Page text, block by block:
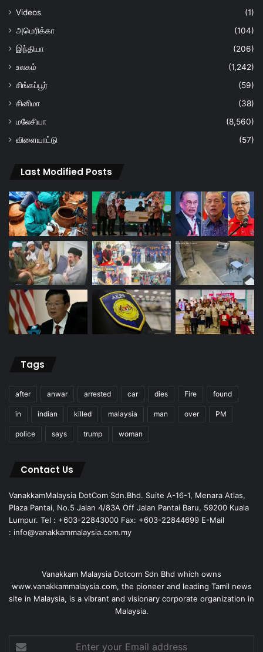
Videos
(1)
அமெரிக்கா
(104)
இந்தியா
(206)
உலகம்
(1,242)
சிங்கப்பூர்
(59)
சினிமா
(38)
மலேசியா
(8,560)
விளையாட்டு
(57)
Last Modified Posts
Tags
after anwar arrested car dies Fire found
in indian killed malaysia man over PM
police says trump woman
Contact Us
VanakkamMalaysia DotCom Sdn.Bhd. Suite A-16-1, Menara Atlas,
Plaza Pantai, No.5 Jalan 4/83A Off Jalan Pantai Baru, 59200 Kuala
Lumpur. Tel : +603-22843000 Fax: +603-22844699 E-Mail
: info@vanakkammalaysia.com.my
Vanakkam Malaysia Dotcom Sdn Bhd which owns
www.vanakkammalaysia.com, the pioneer and leading Tamil news
site in Malaysia, is a vibrant and visionary corporate organization in
Malaysia.